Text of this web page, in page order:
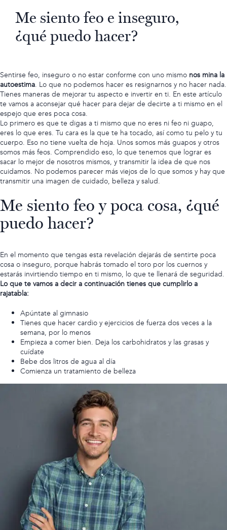
Me siento feo e inseguro,
¿qué puedo hacer?
Sentirse feo, inseguro o no estar conforme con uno mismo nos mina la
autoestima. Lo que no podemos hacer es resignarnos y no hacer nada.
Tienes maneras de mejorar tu aspecto e invertir en ti. En este artículo
te vamos a aconsejar qué hacer para dejar de decirte a ti mismo en el
espejo que eres poca cosa.
Lo primero es que te digas a ti mismo que no eres ni feo ni guapo,
eres lo que eres. Tu cara es la que te ha tocado, así como tu pelo y tu
cuerpo. Eso no tiene vuelta de hoja. Unos somos más guapos y otros
somos más feos. Comprendido eso, lo que tenemos que lograr es
sacar lo mejor de nosotros mismos, y transmitir la idea de que nos
cuidamos. No podemos parecer más viejos de lo que somosy hay que
transmitir una imagen de cuidado, belleza y salud.
Me siento feo y poca cosa, ¿qué
puedo hacer?
En el momento que tengas esta revelación dejarás de sentirte poca
cosa o inseguro, porque habrás tomado el toro por los cuernos y
estarás invirtiendo tiempo en ti mismo, lo que te llenará de seguridad.
Lo que te vamos a decir a continuación tienes que cumplirlo a
rajatabla:
Apúntate al gimnasio
Tienes que hacer cardio y ejercicios de fuerza dos veces a la
semana, por lo menos
Empieza a comer bien. Deja los carbohidratos y las grasas y
cuídate
Bebe dos litros de agua al día
Comienza un tratamiento de belleza